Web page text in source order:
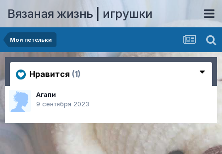
Вязаная жизнь | игрушки
Мои петельки
Нравится (1)
Агапи
9 сентября 2023